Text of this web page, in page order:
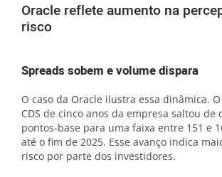
Oracle reflete aumento na
risco
Spreads sobem e volume dispara
O caso da Oracle ilustra essa dinâmica.
CDS de cinco anos da empresa saltou de
pontos-base para uma faixa entre 151 e
até o fim de 2025. Esse avanço indica
risco por parte dos investidores.